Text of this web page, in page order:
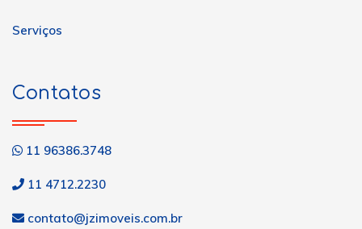
Serviços
Contatos
11 96386.3748
11 4712.2230
contato@jzimoveis.com.br